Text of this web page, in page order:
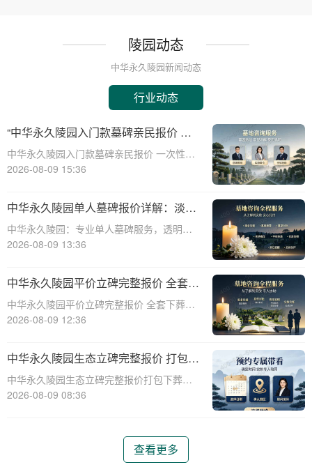
陵园动态
中华永久陵园新闻动态
行业动态
“中华永久陵园入门款墓碑亲民报价 一
次性付清享折上折：超值安葬方案深度
解析”
中华永久陵园入门款墓碑亲民报价 一次性付
清享折上折：超值安葬方案深度解析☎ 中华
中，我们总会面临生离死别的时刻。当亲人
离世，选择一个合适的安葬地点，
2026-08-09 15:36
中华永久陵园单人墓碑报价详解：淡季
下单享数千元优惠
中华永久陵园：专业单人墓碑服务，透明报
价与淡季优惠助力您选择理想安息之地☎ 中
园，作为业界领先的陵园服务提供商，深知
每一座墓碑背后承载的深情与敬意。
2026-08-09 13:36
中华永久陵园平价立碑完整报价 全套下
葬流程打包降价详解
中华永久陵园平价立碑完整报价 全套下葬流
程打包降价详解☎ 中华永久陵园电话:400-
生老病死。当我们的亲人离开这个世界，留
下的是无尽的思念和缅怀。而中华
2026-08-09 12:36
中华永久陵园生态立碑完整报价 打包下
葬服务同步享折扣详解
中华永久陵园生态立碑完整报价打包下葬服
务同步享折扣详解☎ 中华永久陵园电话:400-
服务。生态立碑作为一种新型的殡
2026-08-09 08:36
查看更多